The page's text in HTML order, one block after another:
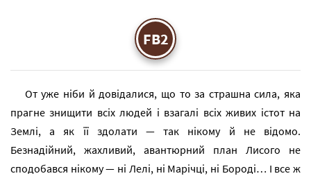
FB2
От уже ніби й довідалися, що то за страшна сила, яка
прагне знищити всіх людей і взагалі всіх живих істот на
Землі, а як її здолати — так нікому й не відомо.
Безнадійний, жахливий, авантюрний план Лисого не
сподобався нікому — ні Лелі, ні Марічці, ні Бороді… І все ж